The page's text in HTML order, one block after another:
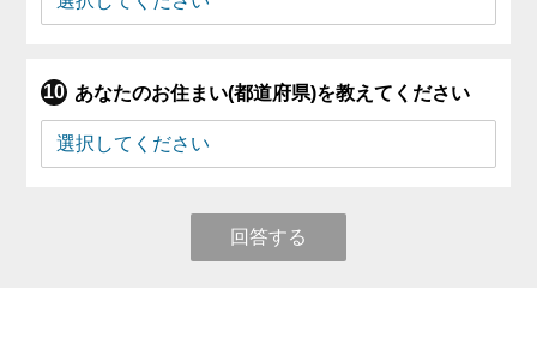
あなたのお住まい(都道府県)を教えてください
回答する